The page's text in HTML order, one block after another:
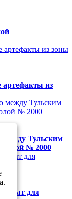
артефакты из
между Тульским
№ 2000
для